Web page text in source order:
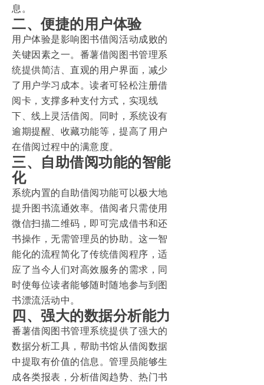
息。
二、便捷的用户体验
用户体验是影响图书借阅活动成败的
关键因素之一。番薯借阅图书管理系
统提供简洁、直观的用户界面，减少
了用户学习成本。读者可轻松注册借
阅卡，支撑多种支付方式，实现线
下、线上灵活借阅。同时，系统设有
逾期提醒、收藏功能等，提高了用户
在借阅过程中的满意度。
三、自助借阅功能的智能
化
系统内置的自助借阅功能可以极大地
提升图书流通效率。借阅者只需使用
微信扫描二维码，即可完成借书和还
书操作，无需管理员的协助。这一智
能化的流程简化了传统借阅程序，适
应了当今人们对高效服务的需求，同
时使每位读者能够随时随地参与到图
书漂流活动中。
四、强大的数据分析能力
番薯借阅图书管理系统提供了强大的
数据分析工具，帮助书馆从借阅数据
中提取有价值的信息。管理员能够生
成各类报表，分析借阅趋势、热门书